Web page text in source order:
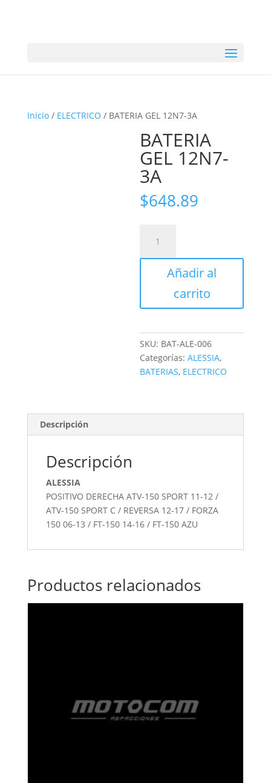
Inicio/ ELECTRICO / BATERIA GEL 12N7-3A
BATERIA
GEL 12N7-
3A
$648.89
12N7-
Añadir al
carrito
SKU: BAT-ALE-006
Categorías:ALESSIA,
BATERIAS, ELECTRICO
Descripción
Descripción
ALESSIA
POSITIVO DERECHA ATV-150 SPORT 11-12 /
ATV-150 SPORT C / REVERSA 12-17 / FORZA
150 06-13 / FT-150 14-16 / FT-150 AZU
Productos relacionados